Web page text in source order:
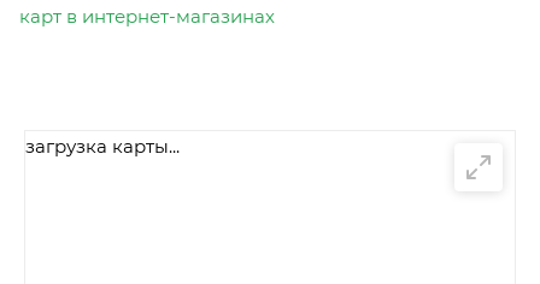
карт в интернет-магазинах
загрузка карты...